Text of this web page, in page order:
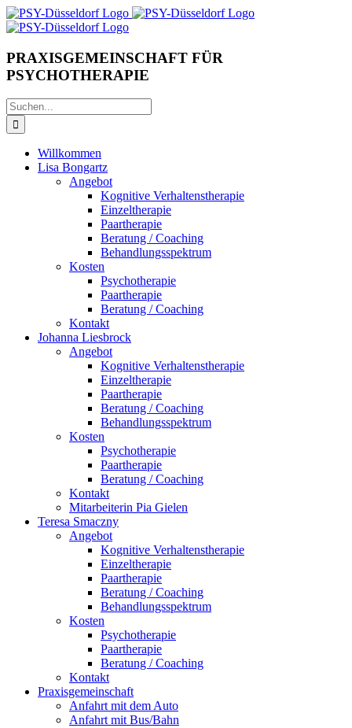
Zum
Inhalt
PRAXISGEMEINSCHAFT FÜR
PSYCHOTHERAPIE
Suche
nach:
Willkommen
Lisa Bongartz
Angebot
Kognitive Verhaltenstherapie
Einzeltherapie
Paartherapie
Beratung / Coaching
Behandlungsspektrum
Kosten
Psychotherapie
Paartherapie
Beratung / Coaching
Kontakt
Johanna Liesbrock
Angebot
Kognitive Verhaltenstherapie
Einzeltherapie
Paartherapie
Beratung / Coaching
Behandlungsspektrum
Kosten
Psychotherapie
Paartherapie
Beratung / Coaching
Kontakt
Mitarbeiterin Pia Gielen
Teresa Smaczny
Angebot
Kognitive Verhaltenstherapie
Einzeltherapie
Paartherapie
Beratung / Coaching
Behandlungsspektrum
Kosten
Psychotherapie
Paartherapie
Beratung / Coaching
Kontakt
Praxisgemeinschaft
Anfahrt mit dem Auto
Anfahrt mit Bus/Bahn